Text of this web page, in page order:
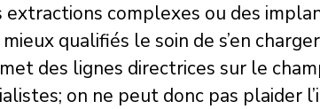
extractions complexes ou des
qualifiés le soin de s’en
des lignes directrices sur le
on ne peut donc pas plaider